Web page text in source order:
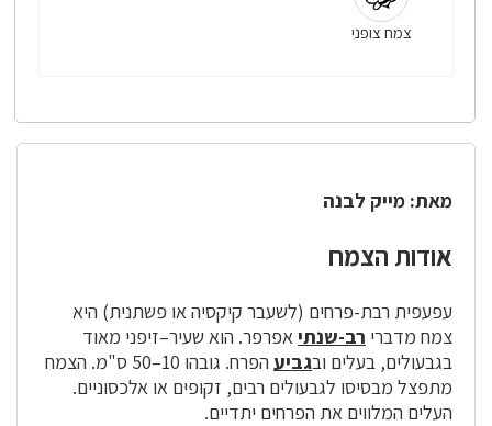
צמח צופני
מאת: מייק לבנה
אודות הצמח
עפעפית רבת-פרחים (לשעבר קיקסיה או פשתנית) היא
צמח מדברי רב-שנתיאפרפר. הוא שעיר–זיפני מאוד
בגבעולים, בעלים ובגביע
הפרח. גובהו 10–50 ס"מ. הצמח
מתפצל מבסיסו לגבעולים רבים, זקופים או אלכסוניים.
העלים המלווים את הפרחים יתדיים.